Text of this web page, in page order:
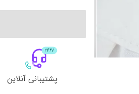
پشتیبانی آنلاین